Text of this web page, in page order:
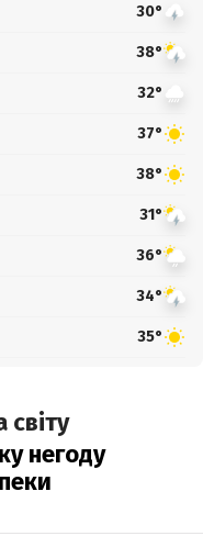
30°
38°
32°
37°
38°
31°
36°
34°
35°
негоду